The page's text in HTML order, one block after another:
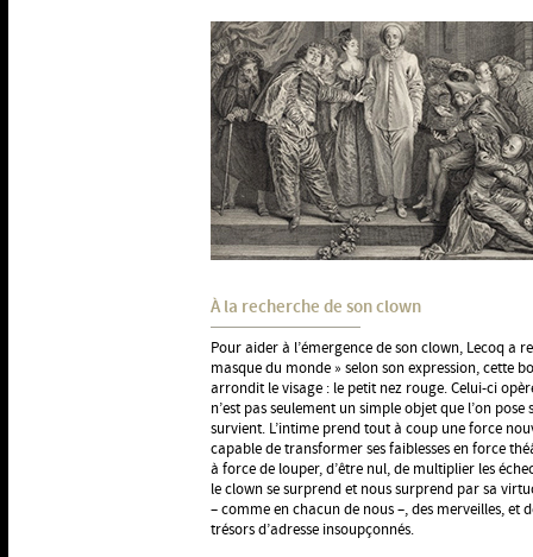
À la recherche de son clown
Pour aider à l’émergence de son clown, Lecoq a
masque du monde » selon son expression, cette
arrondit le visage : le petit nez rouge. Celui-ci
n’est pas seulement un simple objet que l’on
survient. L’intime prend tout à coup une force
capable de transformer ses faiblesses en force
à force de louper, d’être nul, de multiplier les
le clown se surprend et nous surprend par sa
– comme en chacun de nous –, des merveilles, et
trésors d’adresse insoupçonnés.